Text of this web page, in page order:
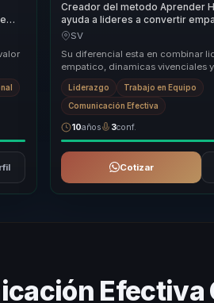
Creador del metodo Aprender
ayuda a lideres a convertir
motivacion vivencial en cohesion,
SV
Su diferencial esta en combinar
empatico, dinamicas vivenciales y
practicas para generar cambios
si...Liderazgo Trabajo en Equipo
Comunicación Efectiva
10años 3conf.
Cotizar